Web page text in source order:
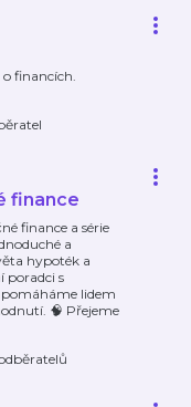
o financích.
finance
finance a série
a
hypoték a
poradci s
lidem
🧠 Přejeme